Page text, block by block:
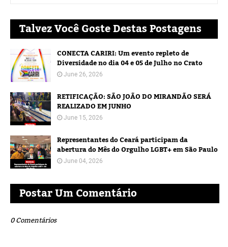
Talvez Você Goste Destas Postagens
CONECTA CARIRI: Um evento repleto de
Diversidade no dia 04 e 05 de Julho no Crato
June 26, 2026
RETIFICAÇÃO: SÃO JOÃO DO MIRANDÃO SERÁ
REALIZADO EM JUNHO
June 15, 2026
Representantes do Ceará participam da
abertura do Mês do Orgulho LGBT+ em São Paulo
June 04, 2026
Postar Um Comentário
0 Comentários